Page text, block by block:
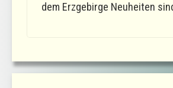
dem Erzgebirge Neuheiten